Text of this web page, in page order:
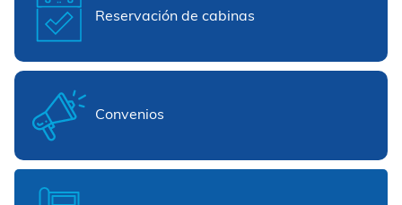
Reservación de cabinas
Convenios